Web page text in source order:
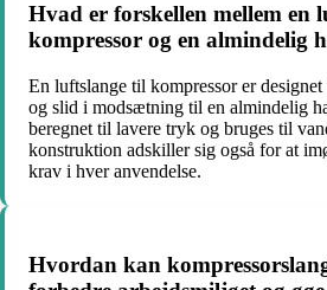
Hvad er forskellen mellem en
kompressor og en almindelig
En luftslange til kompressor er
og slid i modsætning til en almindelig
beregnet til lavere tryk og bruges til
konstruktion adskiller sig også for at
krav i hver anvendelse.
Hvordan kan